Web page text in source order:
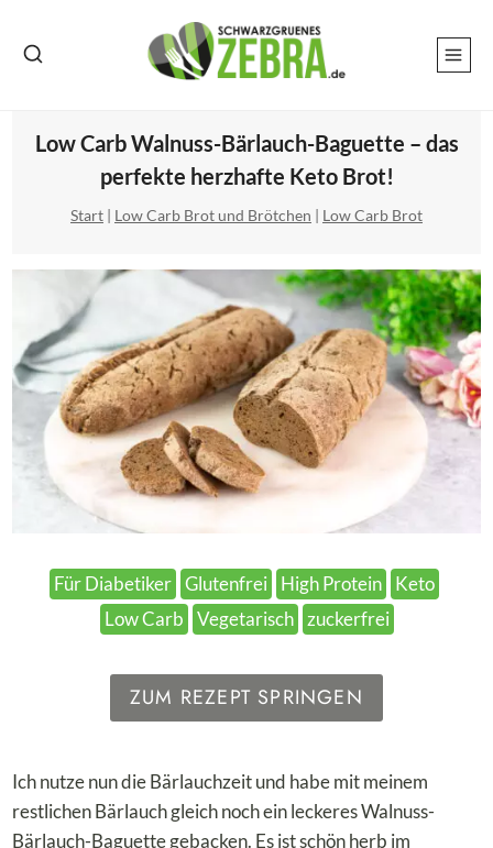
Inhalt
Low Carb Walnuss-Bärlauch-Baguette – das
perfekte herzhafte Keto Brot!
Start | Low Carb Brot und Brötchen | Low Carb Brot
Für Diabetiker Glutenfrei High Protein
Keto
Low Carb
Vegetarisch zuckerfrei
ZUM REZEPT SPRINGEN
Ich nutze nun die Bärlauchzeit und habe mit meinem
restlichen Bärlauch gleich noch ein leckeres Walnuss-
Bärlauch-Baguette gebacken. Es ist schön herb im